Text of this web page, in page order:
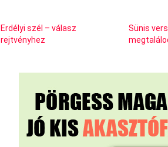
Erdélyi szél – válasz
rejtvényhez
Sünis